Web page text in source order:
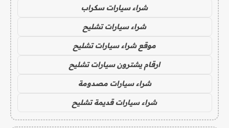
شراء سيارات سكراب
شراء سيارات تشليح
موقع شراء سيارات تشليح
ارقام يشترون سيارات تشليح
شراء سيارات مصدومة
شراء سيارات قديمة تشليح